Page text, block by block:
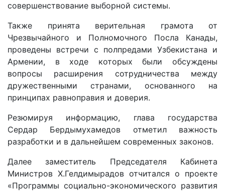
совершенствование выборной системы.
Также принята верительная грамота от
Чрезвычайного и Полномочного Посла Канады,
проведены встречи с полпредами Узбекистана и
Армении, в ходе которых были обсуждены
вопросы расширения сотрудничества между
дружественными странами, основанного на
принципах равноправия и доверия.
Резюмируя информацию, глава государства
Сердар Бердымухамедов отметил важность
разработки и в дальнейшем современных законов.
Далее заместитель Председателя Кабинета
Министров Х.Гелдимырадов отчитался о проекте
«Программы социально-экономического развития